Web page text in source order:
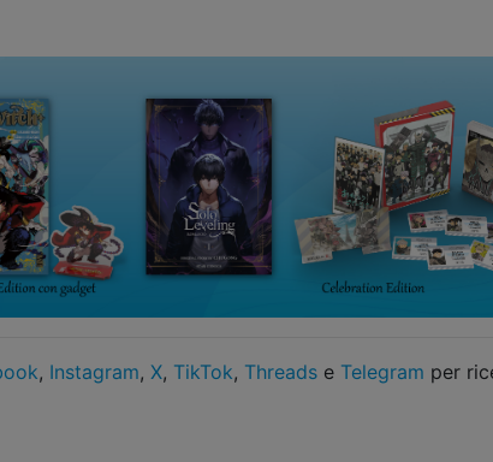
, Instagram, X, TikTok, Threads e Telegram per